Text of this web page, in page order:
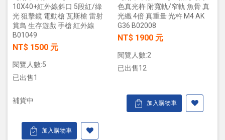
10X40+紅外線斜口 5段紅/綠
光 狙擊鏡 電動槍 瓦斯槍 雷射
賞鳥 生存遊戲 手槍 紅外線
B01049
NT$ 1500 元
閱覽人數:5
已出售1
補貨中
加入購物車
色真光杵 附寬軌/窄軌 魚骨 真
光纖 4倍 真重量 光杵 M4 AK
G36 B02008
NT$ 1900 元
閱覽人數:2
已出售12
加入購物車